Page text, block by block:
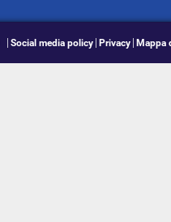
Social media policy Privacy Mappa